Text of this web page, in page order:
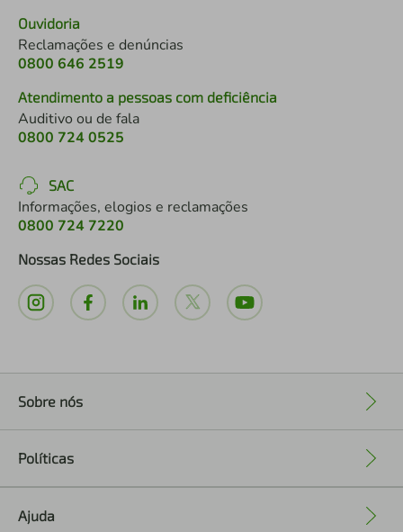
Ouvidoria
Reclamações e denúncias
0800 646 2519
Atendimento a pessoas com deficiência
Auditivo ou de fala
0800 724 0525
SAC
Informações, elogios e reclamações
0800 724 7220
Nossas Redes Sociais
Sobre nós
Políticas
Ajuda